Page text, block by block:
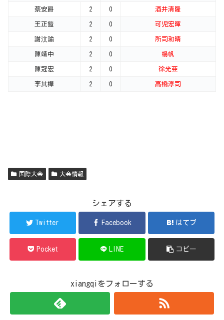
蔡安爵 2 0 酒井清隆
王正鎧 2 0 可児宏暉
謝汶諭 2 0 所司和晴
陳靖中 2 0 楊帆
陳冠宏 2 0 徐光亜
李其樺 2 0 高橋淳司
国際大会 大会情報
シェアする
Twitter Facebook はてブ
Pocket LINE コピー
xiangqiをフォローする